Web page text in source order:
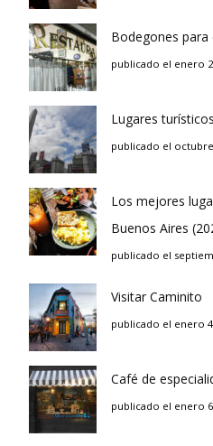
Bodegones
publicado el enero
Lugares
publicado el octubre
Los mejores
Buenos Aires
publicado el
Visitar Caminito
publicado el enero
Café de
publicado el enero